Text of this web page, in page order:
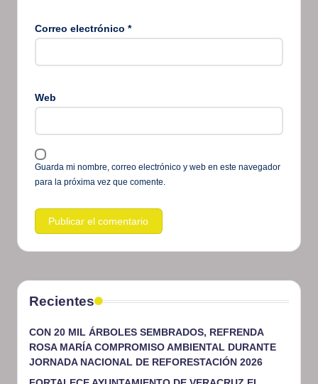
Correo electrónico *
Web
Guarda mi nombre, correo electrónico y web en este navegador
para la próxima vez que comente.
Recientes
CON 20 MIL ÁRBOLES SEMBRADOS, REFRENDA
ROSA MARÍA COMPROMISO AMBIENTAL DURANTE
JORNADA NACIONAL DE REFORESTACIÓN 2026